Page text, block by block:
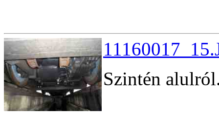
Szintén